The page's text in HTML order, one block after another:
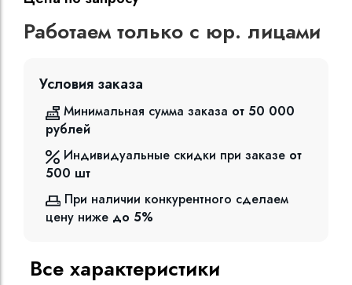
Работаем только с юр. лицами
Условия заказа
Минимальная сумма заказа от 50 000
рублей
Индивидуальные скидки при заказе от
500 шт
При наличии конкурентного сделаем
цену ниже до 5%
Все характеристики